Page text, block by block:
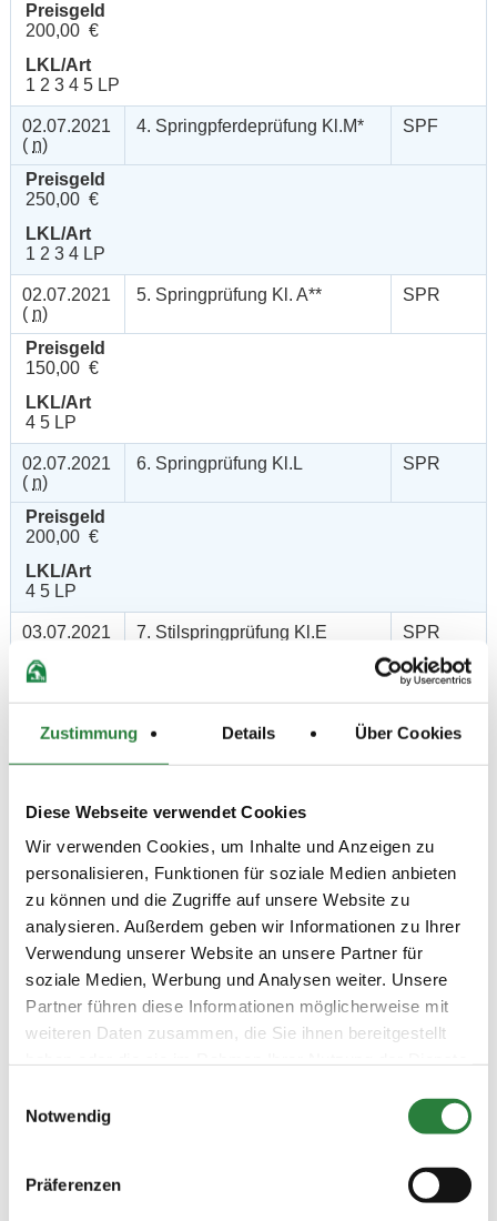
Zustimmung Details Über Cookies
Diese Webseite verwendet Cookies
Wir verwenden Cookies, um Inhalte und Anzeigen zu
personalisieren, Funktionen für soziale Medien anbieten
zu können und die Zugriffe auf unsere Website zu
analysieren. Außerdem geben wir Informationen zu Ihrer
Verwendung unserer Website an unsere Partner für
soziale Medien, Werbung und Analysen weiter. Unsere
Partner führen diese Informationen möglicherweise mit
weiteren Daten zusammen, die Sie ihnen bereitgestellt
Notwendig
Präferenzen
Preisgeld
200,00 €
LKL/Art
1 2 3 4 5 LP
02.07.2021
( n)
4. Springpferdeprüfung Kl.M* SPF
Preisgeld
250,00 €
LKL/Art
1 2 3 4 LP
02.07.2021
( n)
5. Springprüfung Kl. A** SPR
Preisgeld
150,00 €
LKL/Art
4 5 LP
02.07.2021
( n)
6. Springprüfung Kl.L SPR
Preisgeld
200,00 €
LKL/Art
4 5 LP
03.07.2021
7. Stilspringprüfung Kl.E SPR
Preisgeld
100,00 €
LKL/Art
6 7 LP
(v)
Preisgeld
100,00 €
LKL/Art
6 7 LP
03.07.2021
(v)
9. Stilspringprüfung Kl.A*
Preisgeld
150,00 €
SPR
Preisgeld